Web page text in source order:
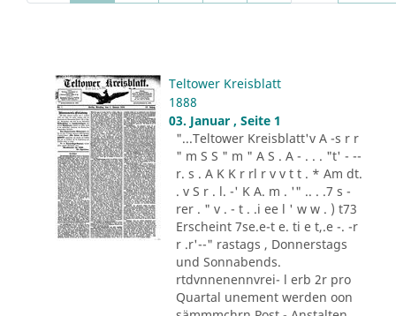
Teltower Kreisblatt
1888
03. Januar , Seite 1
"...Teltower Kreisblatt'v A -s r r
" m S S " m " A S . A - . . . "t' - --
r. s . A K K r rl r v v t t . * Am dt.
. v S r . l. -' K A. m . '" .. . .7 s -
rer . " v . - t . .i ee l ' w w . ) t73
Erscheint 7se.e-t e. ti e t,.e -. -r
r .r'--" rastags , Donnerstags
und Sonnabends.
rtdvnnenennvrei- l erb 2r pro
Quartal unement werden oon